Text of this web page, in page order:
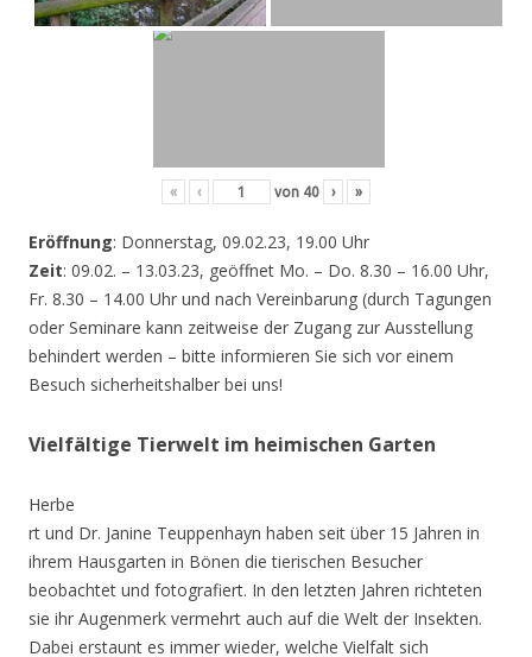
« ‹ von 40 › »
Eröffnung: Donnerstag, 09.02.23, 19.00 Uhr
Zeit: 09.02. – 13.03.23, geöffnet Mo. – Do. 8.30 – 16.00 Uhr,
Fr. 8.30 – 14.00 Uhr und nach Vereinbarung (durch Tagungen
oder Seminare kann zeitweise der Zugang zur Ausstellung
behindert werden – bitte informieren Sie sich vor einem
Besuch sicherheitshalber bei uns!
Vielfältige Tierwelt im heimischen Garten
Herbe
rt und Dr. Janine Teuppenhayn haben seit über 15 Jahren in
ihrem Hausgarten in Bönen die tierischen Besucher
beobachtet und fotografiert. In den letzten Jahren richteten
sie ihr Augenmerk vermehrt auch auf die Welt der Insekten.
Dabei erstaunt es immer wieder, welche Vielfalt sich